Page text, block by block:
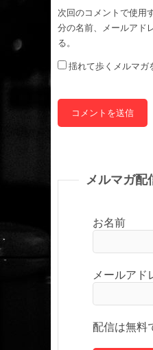
次回のコメントで使用
分の名前、メールアド
る。
揺れて歩くメルマガ
メルマガ配
お名前
メールアド
配信は無料